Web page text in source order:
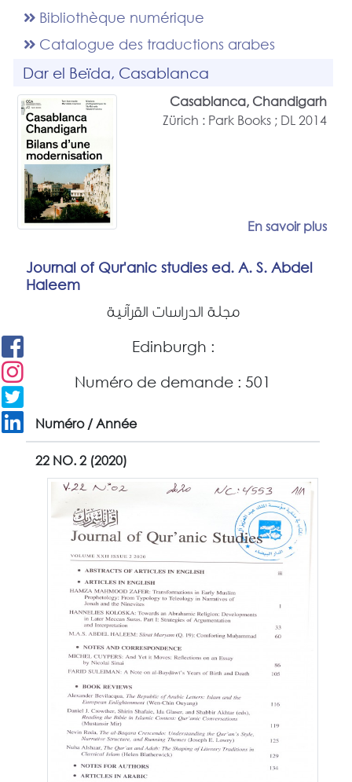
Bibliothèque numérique
Catalogue des traductions arabes
Dar el Beïda, Casablanca
Casablanca, Chandigarh
Zürich : Park Books ; DL 2014
En savoir plus
Journal of Qur'anic studies ed. A. S. Abdel
Haleem
مجلة الدراسات القرآنية
Edinburgh :
Numéro de demande : 501
Numéro / Année
22 NO. 2 (2020)